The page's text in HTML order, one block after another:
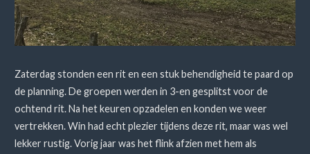
Zaterdag stonden een rit en een stuk behendigheid te paard op
de planning. De groepen werden in 3-en gesplitst voor de
ochtend rit. Na het keuren opzadelen en konden we weer
vertrekken. Win had echt plezier tijdens deze rit, maar was wel
lekker rustig. Vorig jaar was het flink afzien met hem als